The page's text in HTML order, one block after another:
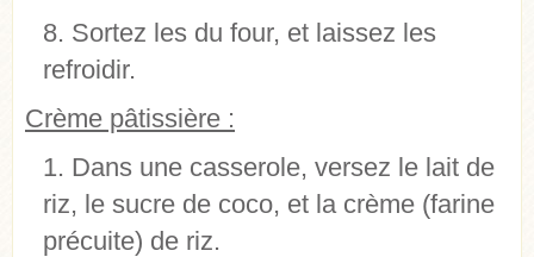
Sortez les du four, et laissez les
refroidir.
Crème pâtissière :
Dans une casserole, versez le lait de
riz, le sucre de coco, et la crème (farine
précuite) de riz.